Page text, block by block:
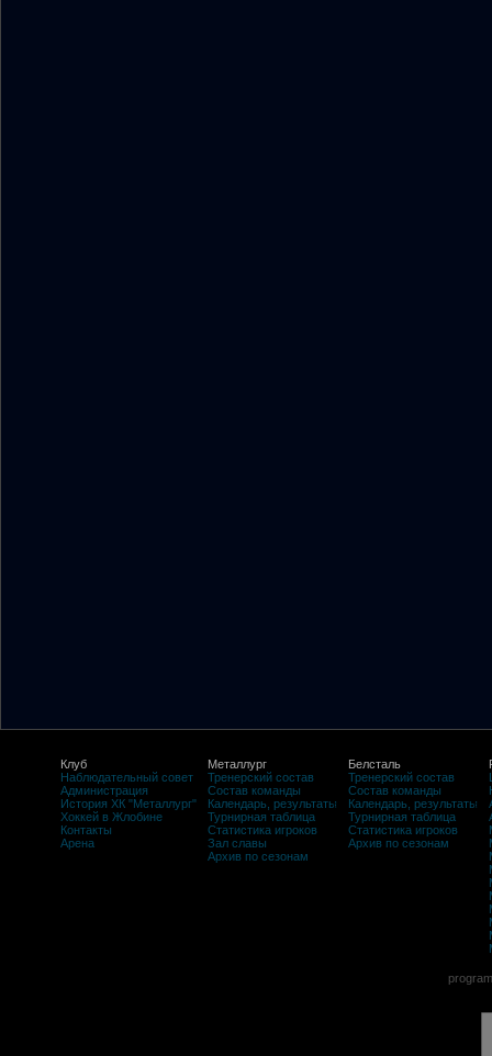
Клуб
Наблюдательный совет
Администрация
История ХК "Металлург"
Хоккей в Жлобине
Контакты
Арена
Металлург
Тренерский состав
Состав команды
Календарь, результаты
Турнирная таблица
Статистика игроков
Зал славы
Архив по сезонам
Белсталь
Тренерский состав
Состав команды
Календарь, результаты
Турнирная таблица
Статистика игроков
Архив по сезонам